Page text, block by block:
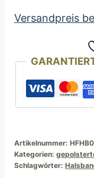
Hunde
Maritim
Motiv
HU
45
cm
Versandpreis
Artikelnummer:
Kategorien:
Schlagwörter: